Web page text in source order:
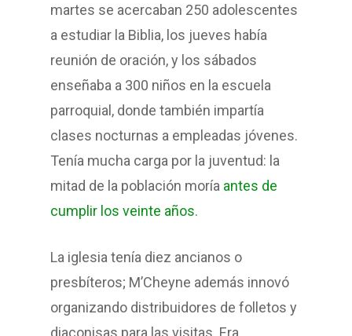
martes se acercaban 250 adolescentes
a estudiar la Biblia, los jueves había
reunión de oración, y los sábados
enseñaba a 300 niños en la escuela
parroquial, donde también impartía
clases nocturnas a empleadas jóvenes.
Tenía mucha carga por la juventud: la
mitad de la población moría antes de
cumplir los veinte años.
La iglesia tenía diez ancianos o
presbíteros; M’Cheyne además innovó
organizando distribuidores de folletos y
diaconisas para las visitas. Era